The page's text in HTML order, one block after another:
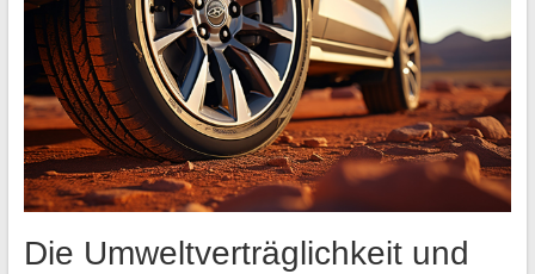
Die Umweltverträglichkeit und